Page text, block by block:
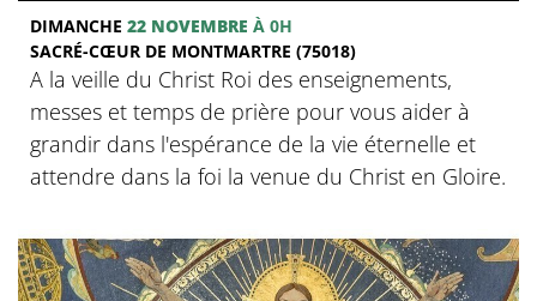
DIMANCHE 22 NOVEMBRE À 0H
SACRÉ-CŒUR DE MONTMARTRE (75018)
A la veille du Christ Roi des enseignements,
messes et temps de prière pour vous aider à
grandir dans l'espérance de la vie éternelle et
attendre dans la foi la venue du Christ en Gloire.